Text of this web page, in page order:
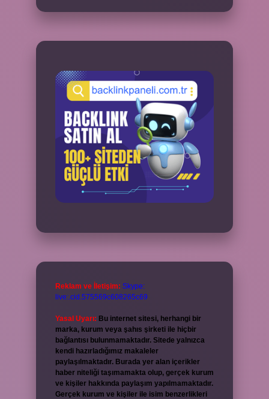
Reklam ve İletişim: Skype:
live:.cid.575569c608265c69
Yasal Uyarı: Bu internet sitesi, herhangi bir
marka, kurum veya şahıs şirketi ile hiçbir
bağlantısı bulunmamaktadır. Sitede yalnızca
kendi hazırladığımız makaleler
paylaşılmaktadır. Burada yer alan içerikler
haber niteliği taşımamakta olup, gerçek kurum
ve kişiler hakkında paylaşım yapılmamaktadır.
Gerçek kurum ve kişiler ile isim benzerlikleri